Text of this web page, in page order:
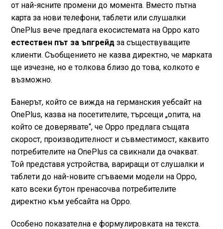
от най-ясните промени до момента. Вместо пътна
карта за нови телефони, таблети или слушалки
OnePlus вече предлага екосистемата на Oрро като
естествен път за ъпгрейдза съществуващите
клиенти. Съобщението не казва директно, че марката
ще изчезне, но е толкова близо до това, колкото е
възможно.
Банерът, който се вижда на германския уебсайт на
OnePlus, казва на посетителите, търсещи „опита, на
който се доверявате“, че Oрро предлага същата
скорост, производителност и съвместимост, каквито
потребителите на OnePlus са свикнали да очакват.
Той представя устройства, вариращи от слушалки и
таблети до най-новите сгъваеми модели на Oрро,
като всеки бутон пренасочва потребителите
директно към уебсайта на Oрро.
Особено показателна е формулировката на текста.